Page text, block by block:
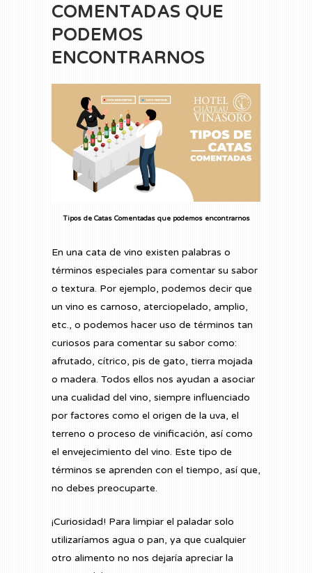
COMENTADAS QUE
PODEMOS
ENCONTRARNOS
Tipos de Catas Comentadas que podemos encontrarnos
En una cata de vino existen palabras o
términos especiales para comentar su sabor
o textura. Por ejemplo, podemos decir que
un vino es carnoso, aterciopelado, amplio,
etc., o podemos hacer uso de términos tan
curiosos para comentar su sabor como:
afrutado, cítrico, pis de gato, tierra mojada
o madera. Todos ellos nos ayudan a asociar
una cualidad del vino, siempre influenciado
por factores como el origen de la uva, el
terreno o proceso de vinificación, así como
el envejecimiento del vino. Este tipo de
términos se aprenden con el tiempo, así que,
no debes preocuparte.
¡Curiosidad! Para limpiar el paladar solo
utilizaríamos agua o pan, ya que cualquier
otro alimento no nos dejaría apreciar la